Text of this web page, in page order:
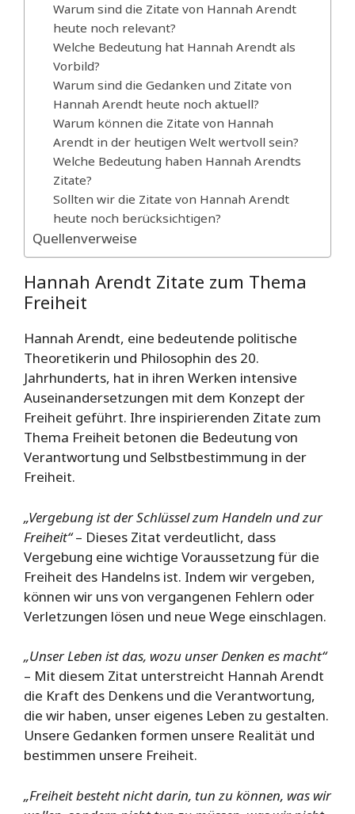
Warum sind die Zitate von Hannah Arendt
heute noch relevant?
Welche Bedeutung hat Hannah Arendt als
Vorbild?
Warum sind die Gedanken und Zitate von
Hannah Arendt heute noch aktuell?
Warum können die Zitate von Hannah
Arendt in der heutigen Welt wertvoll sein?
Welche Bedeutung haben Hannah Arendts
Zitate?
Sollten wir die Zitate von Hannah Arendt
heute noch berücksichtigen?
Quellenverweise
Hannah Arendt Zitate zum Thema
Freiheit
Hannah Arendt, eine bedeutende politische
Theoretikerin und Philosophin des 20.
Jahrhunderts, hat in ihren Werken intensive
Auseinandersetzungen mit dem Konzept der
Freiheit geführt. Ihre inspirierenden Zitate zum
Thema Freiheit betonen die Bedeutung von
Verantwortung und Selbstbestimmung in der
Freiheit.
„Vergebung ist der Schlüssel zum Handeln und zur
Freiheit“– Dieses Zitat verdeutlicht, dass
Vergebung eine wichtige Voraussetzung für die
Freiheit des Handelns ist. Indem wir vergeben,
können wir uns von vergangenen Fehlern oder
Verletzungen lösen und neue Wege einschlagen.
„Unser Leben ist das, wozu unser Denken es macht“
– Mit diesem Zitat unterstreicht Hannah Arendt
die Kraft des Denkens und die Verantwortung,
die wir haben, unser eigenes Leben zu gestalten.
Unsere Gedanken formen unsere Realität und
bestimmen unsere Freiheit.
„Freiheit besteht nicht darin, tun zu können, was wir